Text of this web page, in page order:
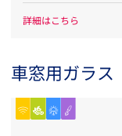
詳細はこちら
車窓用ガラス